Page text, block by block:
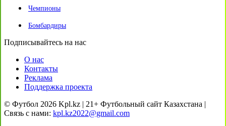
Чемпионы
Бомбардиры
Подписывайтесь на нас
О нас
Контакты
Реклама
Поддержка проекта
© Футбол 2026 Kpl.kz | 21+ Футбольный сайт Казахстана |
Связь с нами: kpl.kz2022@gmail.com